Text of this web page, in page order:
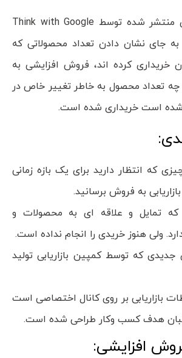
منتشر شده توسط Think with Google
جای نشان دادن تعداد محصولاتی که
خریداری کرده اند، فروش افزایشی به
تعداد محصول به خاطر تغییر خاص در
است خریداری شده است.
که انتظار دارید برای یک بازه زمانی
به فروش برسانید.
تمایل و علاقه ای به محصولات و
ولی هنوز خریدی را انجام نداده است.
جدیدی که توسط کمپین بازاریابی تولید
بازاریابی بر روی کانال اختصاصی است
هدف کسب وکار طراحی شده است.
افزایشی: